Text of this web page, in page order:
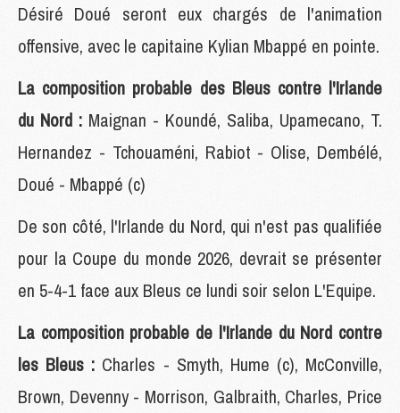
Désiré Doué seront eux chargés de l'animation
offensive, avec le capitaine Kylian Mbappé en pointe.
La composition probable des Bleus contre l'Irlande
du Nord : Maignan - Koundé, Saliba, Upamecano, T.
Hernandez - Tchouaméni, Rabiot - Olise, Dembélé,
Doué - Mbappé (c)
De son côté, l'Irlande du Nord, qui n'est pas qualifiée
pour la Coupe du monde 2026, devrait se présenter
en 5-4-1 face aux Bleus ce lundi soir selon L'Equipe.
La composition probable de l'Irlande du Nord contre
les Bleus : Charles - Smyth, Hume (c), McConville,
Brown, Devenny - Morrison, Galbraith, Charles, Price